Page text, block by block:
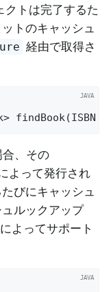
トは完了するた
トのキャッシュ
経由で取得さ
findBook(ISBN
、その
よって発行され
びにキャッシュ
ルックアップ
によってサポート